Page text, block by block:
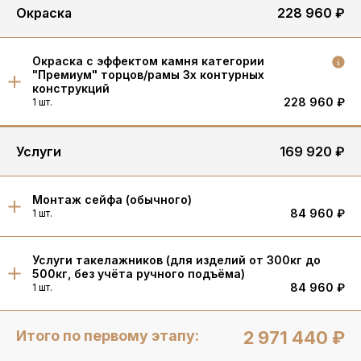
Окраска 228 960 ₽
Окраска с эффектом камня категории
"Премиум" торцов/рамы 3х контурных
конструкций
1 шт. 228 960 ₽
Услуги 169 920 ₽
Монтаж сейфа (обычного)
1 шт. 84 960 ₽
Услуги такелажников (для изделий от 300кг до
500кг, без учёта ручного подъёма)
1 шт. 84 960 ₽
Итого по первому этапу: 2 971 440 ₽